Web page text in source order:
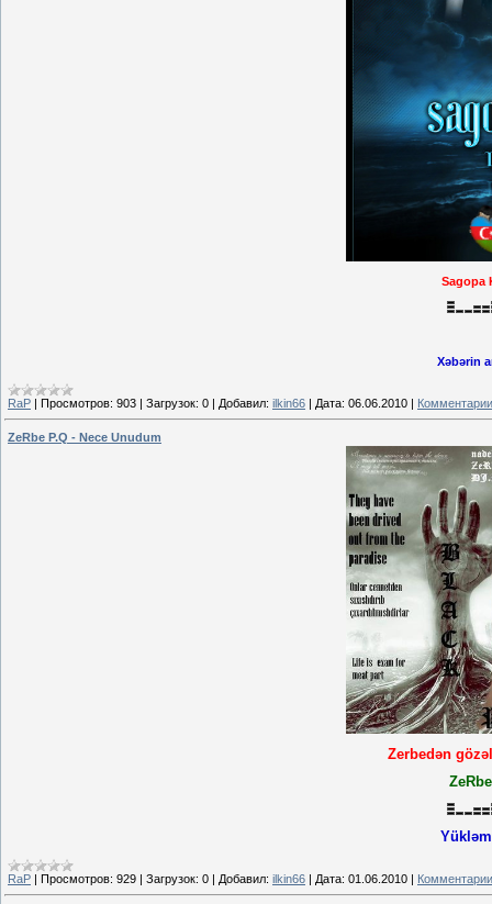
Sagopa
Xəbərin
RaP | Просмотров: 903 | Загрузок: 0 | Добавил: ilkin66 | Дата: 06.06.2010 |
ZeRbe P.Q - Nece Unudum
Zerbedən
RaP | Просмотров: 929 | Загрузок: 0 | Добавил: ilkin66 | Дата: 01.06.2010 |